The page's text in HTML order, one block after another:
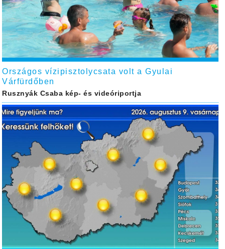
Országos vízipisztolycsata volt a Gyulai
Várfürdőben
Rusznyák Csaba kép- és videóriportja